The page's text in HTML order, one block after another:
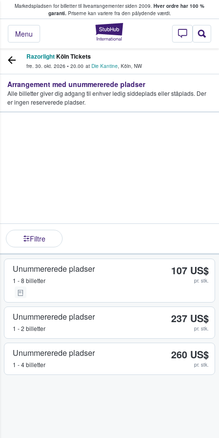
Markedspladsen for billetter til livearrangementer siden 2009. Hver ordre har 100 %
garanti.Priserne kan variere fra den pålydende værdi.
StubHub - Hvor
Menu
køber og sælger billetter
RazorlightKöln Tickets
fre. 30. okt. 2026 • 20.00 at Die Kantine, Köln, NW
Arrangement med unummererede pladser
Alle billetter giver dig adgang til enhver ledig siddeplads eller ståplads. Der
er ingen reserverede pladser.
Filtre
Unummererede pladser
1 - 8 billetter
107 US$
pr. stk.
Unummererede pladser
1 - 2 billetter
237 US$
pr. stk.
Unummererede pladser
1 - 4 billetter
260 US$
pr. stk.